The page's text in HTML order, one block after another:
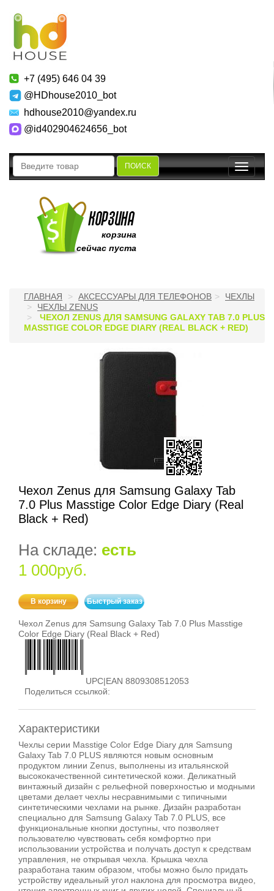
+7 (495) 646 04 39
@HDhouse2010_bot
hdhouse2010@yandex.ru
@id402904624656_bot
ПОИСК
Toggle
корзина
сейчас пуста
ГЛАВНАЯ АКСЕССУАРЫ ДЛЯ ТЕЛЕФОНОВ
ЧЕХЛЫ
ЧЕХЛЫ ZENUS
ЧЕХОЛ ZENUS ДЛЯ SAMSUNG GALAXY TAB 7.0 PLUS
MASSTIGE COLOR EDGE DIARY (REAL BLACK + RED)
Чехол Zenus для Samsung Galaxy Tab
7.0 Plus Masstige Color Edge Diary (Real
Black + Red)
На складе: есть
1 000руб.
В корзину Быстрый заказ
Чехол Zenus для Samsung Galaxy Tab 7.0 Plus Masstige
Color Edge Diary (Real Black + Red)
UPC|EAN 8809308512053
Поделиться ссылкой:
Характеристики
Чехлы серии Masstige Color Edge Diary для Samsung
Galaxy Tab 7.0 PLUS являются новым основным
продуктом линии Zenus, выполнены из итальянской
высококачественной синтетической кожи. Деликатный
винтажный дизайн с рельефной поверхностью и модными
цветами делает чехлы несравнимыми с типичными
синтетическими чехлами на рынке. Дизайн разработан
специально для Samsung Galaxy Tab 7.0 PLUS, все
функциональные кнопки доступны, что позволяет
пользователю чувствовать себя комфортно при
использовании устройства и получать доступ к средствам
управления, не открывая чехла. Крышка чехла
разработана таким образом, чтобы можно было придать
устройству идеальный угол наклона для просмотра видео,